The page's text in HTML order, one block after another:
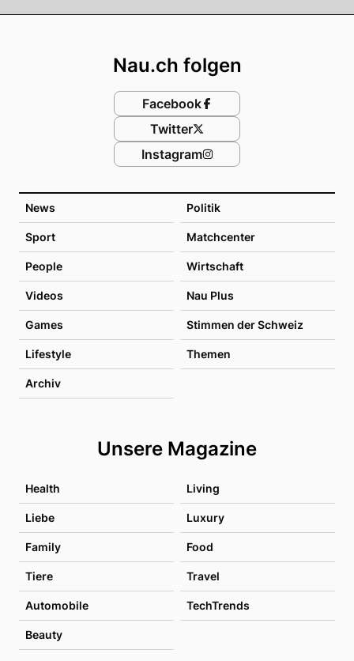
News Politik
Sport Matchcenter
People Wirtschaft
Videos Nau Plus
Games Stimmen der Schweiz
Lifestyle Themen
Archiv
Unsere Magazine
Health Living
Liebe Luxury
Family Food
Tiere Travel
Automobile TechTrends
Beauty
Nau.ch folgen
Facebook
Twitter
Instagram